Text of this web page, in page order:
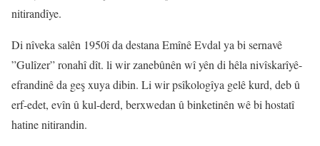
nitirandîye.
Di nîveka salên 1950î da destana Emînê Evdal ya bi sernavê
”Gulîzer” ronahî dît. li wir zanebûnên wî yên di hêla nivîskarîyê-
efrandinê da geş xuya dibin. Li wir psîkologîya gelê kurd, deb û
erf-edet, evîn û kul-derd, berxwedan û binketinên wê bi hostatî
hatine nitirandin.